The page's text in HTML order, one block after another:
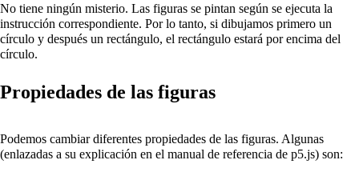
No tiene ningún misterio. Las figuras se pintan según se ejecuta la
instrucción correspondiente. Por lo tanto, si dibujamos primero un
círculo y después un rectángulo, el rectángulo estará por encima del
círculo.
Propiedades de las figuras
Podemos cambiar diferentes propiedades de las figuras. Algunas
(enlazadas a su explicación en el manual de referencia de p5.js) son: